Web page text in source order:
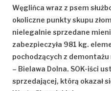
Węglińca wraz z psem
okoliczne punkty skupu
nielegalnie sprzedane
zabezpieczyła 981 kg.
pochodzących z
– Bielawa Dolna. SOK-iści
sprzedającej, którą okazał